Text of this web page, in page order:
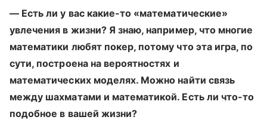
— Есть ли у вас какие-то «математические»
увлечения в жизни? Я знаю, например, что многие
математики любят покер, потому что эта игра, по
сути, построена на вероятностях и
математических моделях. Можно найти связь
между шахматами и математикой. Есть ли что-то
подобное в вашей жизни?